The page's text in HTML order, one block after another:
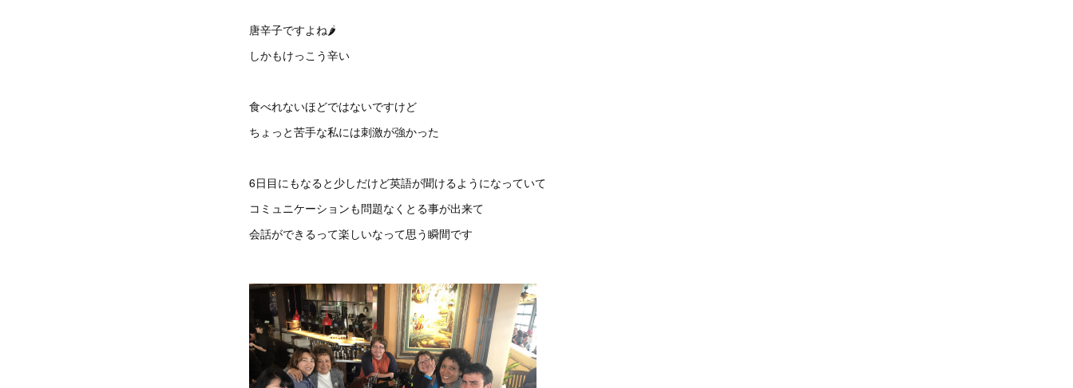
唐辛子ですよね🌶
しかもけっこう辛い
食べれないほどではないですけど
ちょっと苦手な私には刺激が強かった
6日目にもなると少しだけど英語が聞けるようになっていて
コミュニケーションも問題なくとる事が出来て
会話ができるって楽しいなって思う瞬間です